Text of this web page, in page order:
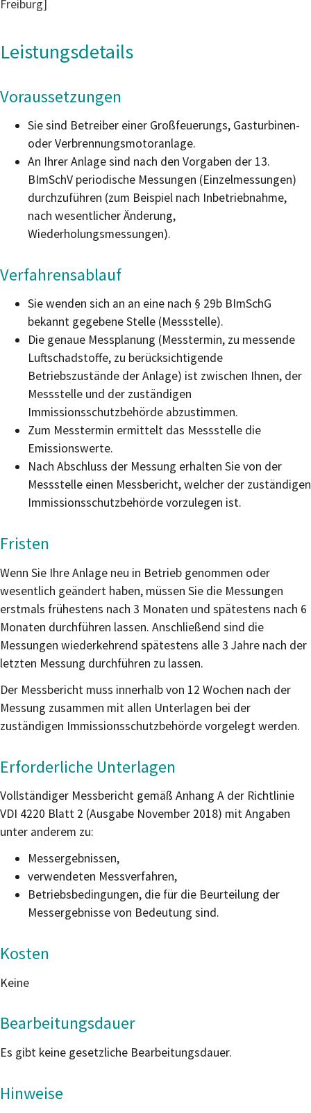
Freiburg]
Leistungsdetails
Voraussetzungen
Sie sind Betreiber einer Großfeuerungs, Gasturbinen-
oder Verbrennungsmotoranlage.
An Ihrer Anlage sind nach den Vorgaben der 13.
BImSchV periodische Messungen (Einzelmessungen)
durchzuführen (zum Beispiel nach Inbetriebnahme,
nach wesentlicher Änderung,
Wiederholungsmessungen).
Verfahrensablauf
Sie wenden sich an an eine nach § 29b BImSchG
bekannt gegebene Stelle (Messstelle).
Die genaue Messplanung (Messtermin, zu messende
Luftschadstoffe, zu berücksichtigende
Betriebszustände der Anlage) ist zwischen Ihnen, der
Messstelle und der zuständigen
Immissionsschutzbehörde abzustimmen.
Zum Messtermin ermittelt das Messstelle die
Emissionswerte.
Nach Abschluss der Messung erhalten Sie von der
Messstelle einen Messbericht, welcher der zuständigen
Immissionsschutzbehörde vorzulegen ist.
Fristen
Wenn Sie Ihre Anlage neu in Betrieb genommen oder
wesentlich geändert haben, müssen Sie die Messungen
erstmals frühestens nach 3 Monaten und spätestens nach 6
Monaten durchführen lassen. Anschließend sind die
Messungen wiederkehrend spätestens alle 3 Jahre nach der
letzten Messung durchführen zu lassen.
Der Messbericht muss innerhalb von 12 Wochen nach der
Messung zusammen mit allen Unterlagen bei der
zuständigen Immissionsschutzbehörde vorgelegt werden.
Erforderliche Unterlagen
Vollständiger Messbericht gemäß Anhang A der Richtlinie
VDI 4220 Blatt 2 (Ausgabe November 2018) mit Angaben
unter anderem zu:
Messergebnissen,
verwendeten Messverfahren,
Betriebsbedingungen, die für die Beurteilung der
Messergebnisse von Bedeutung sind.
Kosten
Keine
Bearbeitungsdauer
Es gibt keine gesetzliche Bearbeitungsdauer.
Hinweise